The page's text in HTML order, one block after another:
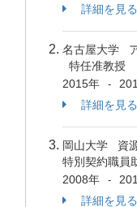
詳細を見る
名古屋大学
特任准教授
2015年
-
詳細を見る
岡山大学 資
特別契約職員
2008年
-
詳細を見る